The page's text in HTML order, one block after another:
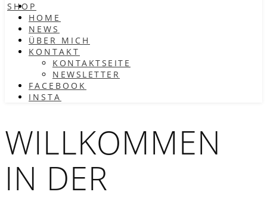
SHOP
HOME
NEWS
ÜBER MICH
KONTAKT
KONTAKTSEITE
NEWSLETTER
FACEBOOK
INSTA
WILLKOMMEN
IN DER